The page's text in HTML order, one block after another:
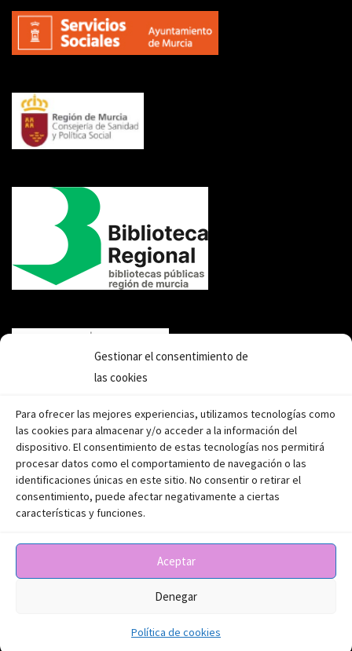
Gestionar el consentimiento de
las cookies
Para ofrecer las mejores experiencias, utilizamos tecnologías como
las cookies para almacenar y/o acceder a la información del
dispositivo. El consentimiento de estas tecnologías nos permitirá
procesar datos como el comportamiento de navegación o las
identificaciones únicas en este sitio. No consentir o retirar el
consentimiento, puede afectar negativamente a ciertas
características y funciones.
Aceptar
Denegar
Política de cookies
Política de privacidad|